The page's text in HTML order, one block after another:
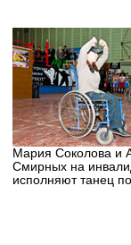
Мария Соколова и
Смирных на
исполняют танец